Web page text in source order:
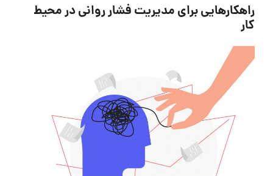
راهکارهایی برای مدیریت فشار روانی در محیط
کار